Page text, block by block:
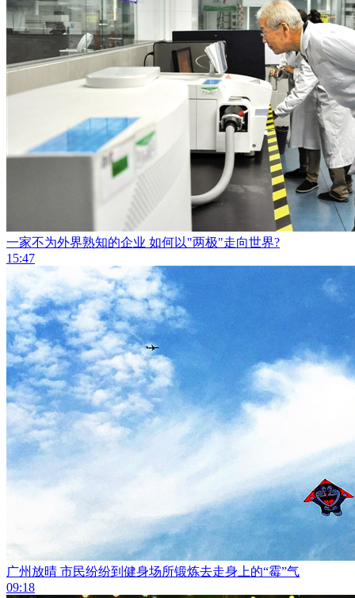
一家不为外界熟知的企业 如何以"两极"走向世界?
15:47
广州放晴 市民纷纷到健身场所锻炼去走身上的“霉”气
09:18